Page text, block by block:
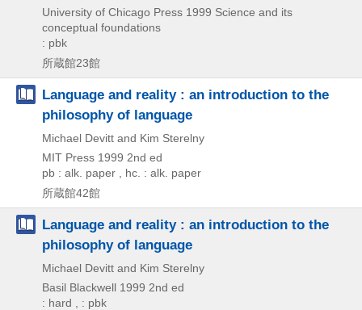
University of Chicago Press 1999 Science and its
conceptual foundations
: pbk
所蔵館23館
Language and reality : an introduction to the
philosophy of language
Michael Devitt and Kim Sterelny
MIT Press 1999 2nd ed
pb : alk. paper , hc. : alk. paper
所蔵館42館
Language and reality : an introduction to the
philosophy of language
Michael Devitt and Kim Sterelny
Basil Blackwell 1999 2nd ed
: hard , : pbk